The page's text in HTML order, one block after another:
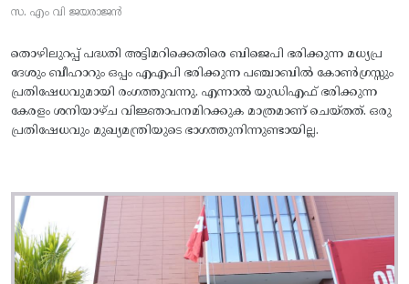
സ. എം വി ജയരാജൻ
തൊഴിലുറപ്പ് പദ്ധതി അട്ടിമറിക്കെതിരെ ബിജെപി ഭരിക്കുന്ന മധ്യപ്ര
ദേശും ബീഹാറും ഒപ്പം എഎപി ഭരിക്കുന്ന പഞ്ചാബിൽ കോൺഗ്രസ്സും
പ്രതിഷേധവുമായി രംഗത്തുവന്നു. എന്നാൽ യുഡിഎഫ് ഭരിക്കുന്ന
കേരളം ശനിയാഴ്ച വിജ്ഞാപനമിറക്കുക മാത്രമാണ് ചെയ്തത്. ഒരു
പ്രതിഷേധവും മുഖ്യമന്ത്രിയുടെ ഭാഗത്തുനിന്നുണ്ടായില്ല.